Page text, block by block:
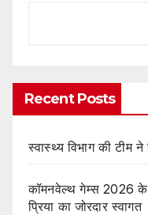
Recent Posts
स्वास्थ्य विभाग की टीम ने
कॉमनवेल्थ गेम्स 2026 के
प्रिया का जोरदार स्वागत